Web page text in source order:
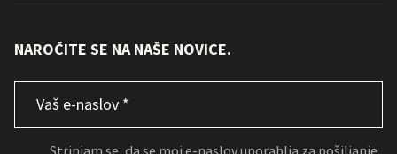
NAROČITE SE NA NAŠE NOVICE.
Email*
Consent*